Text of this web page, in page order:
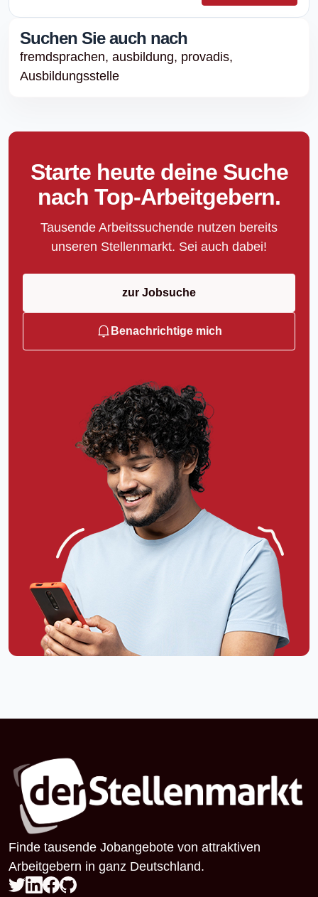
Suchen Sie auch nach
fremdsprachen, ausbildung, provadis,
Ausbildungsstelle
Starte heute deine Suche
nach Top-Arbeitgebern.
Tausende Arbeitssuchende nutzen bereits
unseren Stellenmarkt. Sei auch dabei!
zur Jobsuche
Benachrichtige mich
Finde tausende Jobangebote von attraktiven
Arbeitgebern in ganz Deutschland.